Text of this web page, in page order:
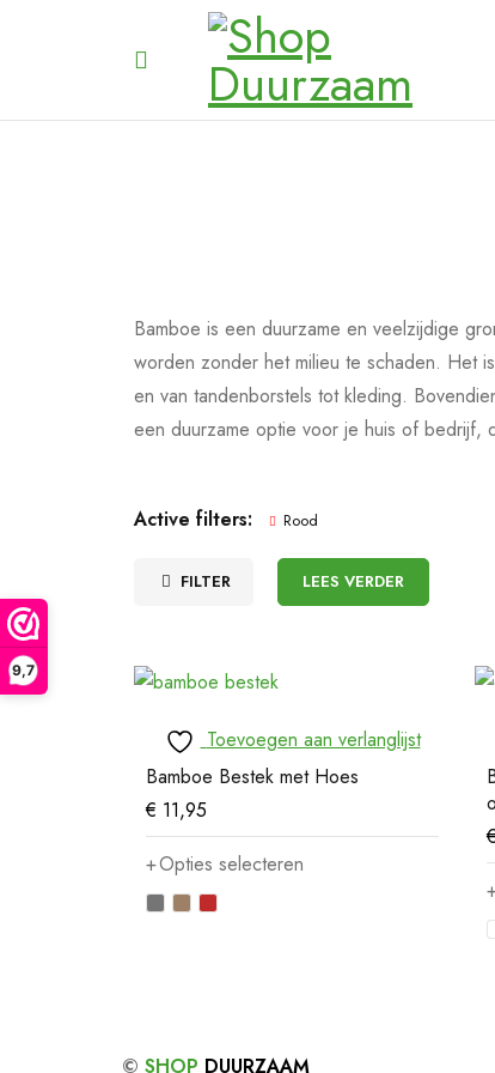
9,7
Bamboe is een duurzame en veelzijdige
worden zonder het milieu te schaden. Het
en van tandenborstels tot kleding.
een duurzame optie voor je huis of bedrijf,
Active filters: Rood
FILTER LEES VERDER
Toevoegen aan verlanglijst
Bamboe Bestek met Hoes
€ 11,95
Opties selecteren
€
© SHOP DUURZAAM